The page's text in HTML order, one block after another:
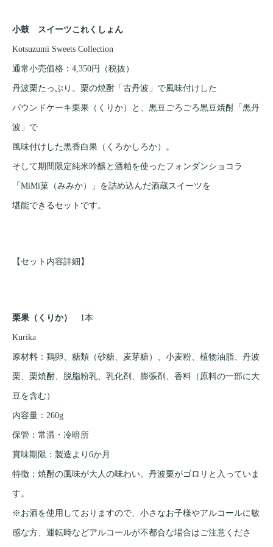
小鼓 スイーツこれくしょん
Kotsuzumi Sweets Collection
通常小売価格：4,350円（税抜）
丹波栗たっぷり。栗の焼酎「古丹波」で風味付けした
パウンドケーキ栗果（くりか）と、黒豆ごろごろ黒豆焼酎「黒丹
波」で
風味付けした黒香白果（くろかしろか）。
そして期間限定純米吟醸と酒粕を使ったフォンダンショコラ
「MiMi菓（みみか）」を詰め込んだ酒蔵スイーツを
堪能できるセットです。
【セット内容詳細】
栗果（くりか） 1本
Kurika
原材料：鶏卵、糖類（砂糖、麦芽糖）、小麦粉、植物油脂、丹波
栗、栗焼酎、脱脂粉乳、乳化剤、膨張剤、香料（原料の一部に大
豆を含む）
内容量：260g
保管：常温・冷暗所
賞味期限：製造より6か月
特徴：焼酎の風味が大人の味わい。丹波栗がゴロリと入っていま
す。
※お酒を使用しておりますので、小さなお子様やアルコールに敏
感な方、運転時などアルコールが不都合な場合はご注意くださ